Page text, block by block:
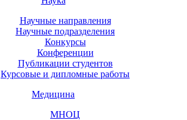
Научные направления
Научные подразделения
Конкурсы
Конференции
Публикации студентов
Курсовые и дипломные работы
Медицина
МНОЦ